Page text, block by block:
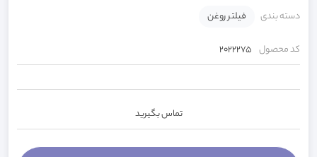
دسته بندی فیلتر روغن
کد محصول 2022275
تماس بگیرید